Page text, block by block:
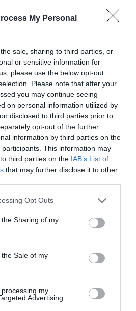
My Personal
sale, sharing to third parties, or
or sensitive information for
please use the below opt-out
Please note that after your
you may continue seeing
on personal information utilized by
disclosed to third parties prior to
opt-out of the further
information by third parties on the
participants. This information may
third parties on the IAB’s List of
that may further disclose it to other
app uses one or more Google
usage behaviour. You may click to
Google and its third-party tags to
purposes in below Google
Opt Outs
Sharing of my
Sale of my
my
Advertising.